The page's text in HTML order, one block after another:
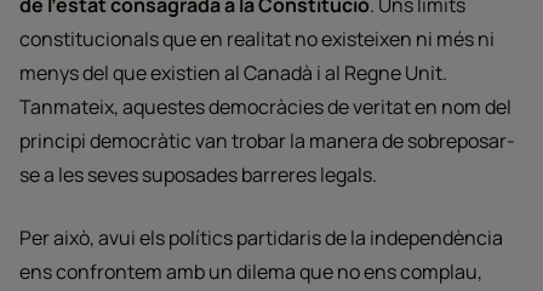
constitucionals que en realitat no existeixen ni més ni
menys del que existien al Canadà i al Regne Unit.
Tanmateix, aquestes democràcies de veritat en nom del
principi democràtic van trobar la manera de sobreposar-
se a les seves suposades barreres legals.
Per això, avui els polítics partidaris de la independència
ens confrontem amb un dilema que no ens complau,